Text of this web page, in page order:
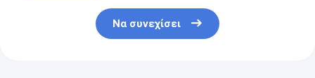
Να συνεχίσει